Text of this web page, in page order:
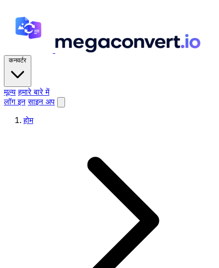
कनवर्टर
मूल्य हमारे बारे में
लॉग इन साइन अप
होम